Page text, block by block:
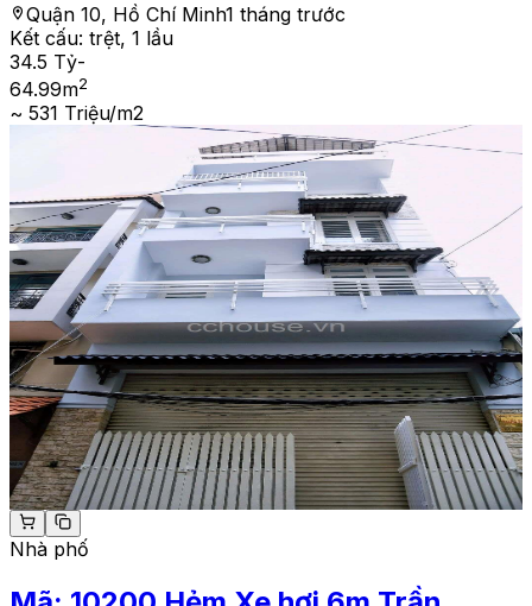
Quận 10, Hồ Chí Minh1 tháng trước
Kết cấu: trệt, 1 lầu
34.5 Tỷ-
64.99m2
~ 531 Triệu/m2
Nhà phố